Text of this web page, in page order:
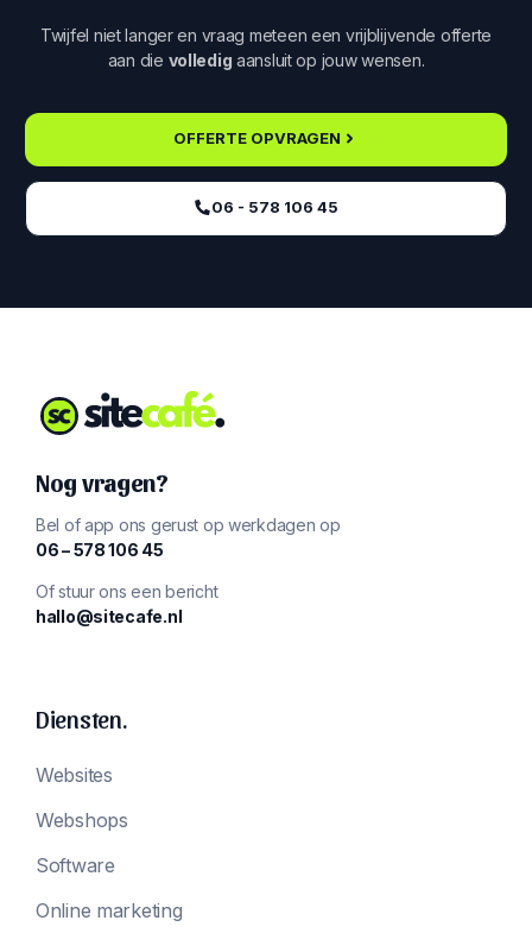
Twijfel niet langer en vraag meteen een vrijblijvende offerte
aan die volledig aansluit op jouw wensen.
OFFERTE OPVRAGEN
06 - 578 106 45‬
Nog vragen?
Bel of app ons gerust op werkdagen op
‪06 – 578 106 45‬
Of stuur ons een bericht
hallo@sitecafe.nl
Diensten.
Websites
Webshops
Software
Online marketing